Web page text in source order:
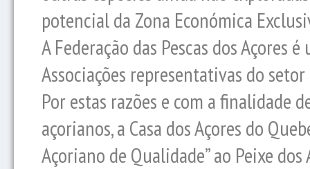
potencial da Zona Económica
A Federação das Pescas dos Açores
Associações representativas do
Por estas razões e com a finalidade
açorianos, a Casa dos Açores do
Açoriano de Qualidade” ao Peixe dos